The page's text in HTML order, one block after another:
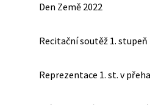
Den Země 2022
Recitační soutěž 1. stupeň
Reprezentace 1. st. v